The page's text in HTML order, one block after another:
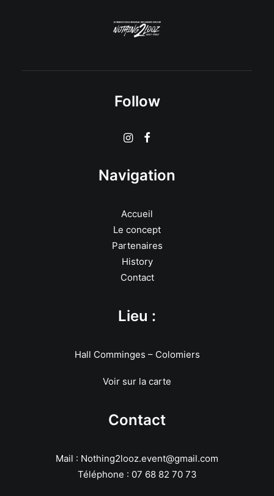
Follow
Navigation
Accueil
Le concept
Partenaires
History
Contact
Lieu :
Hall Comminges – Colomiers
Voir sur la carte
Contact
Mail : Nothing2looz.event@gmail.com
Téléphone : 07 68 82 70 73